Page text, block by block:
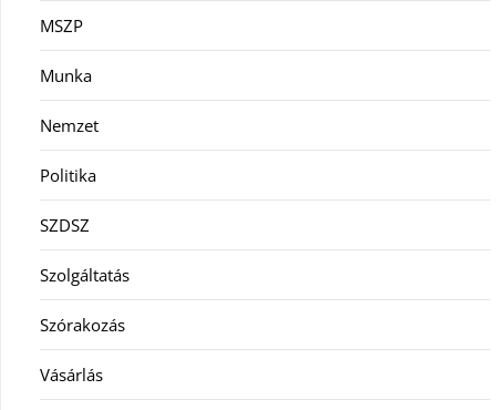
MSZP
Munka
Nemzet
Politika
SZDSZ
Szolgáltatás
Szórakozás
Vásárlás